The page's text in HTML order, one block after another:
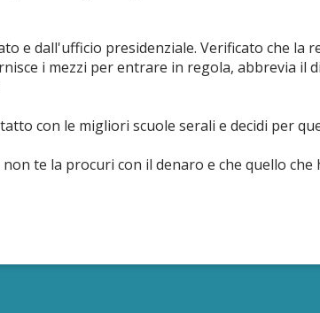
e dall'ufficio presidenziale. Verificato che la
i mezzi per entrare in regola, abbrevia il
con le migliori scuole serali e decidi per
te la procuri con il denaro e che quello che